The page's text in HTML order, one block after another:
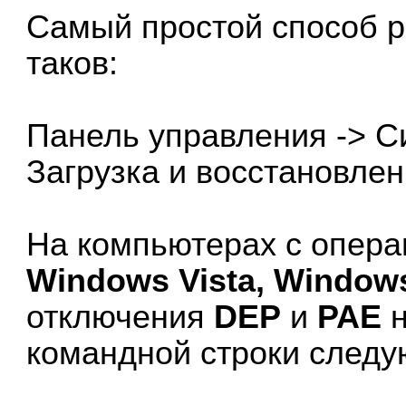
Самый простой способ
таков:
Панель управления ->
Загрузка и
На компьютерах с
Windows Vista,
отключения DEP и PAE
командной строки